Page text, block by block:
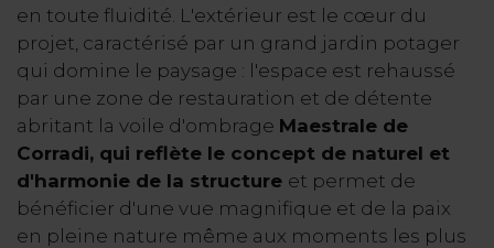
en toute fluidité. L'extérieur est le cœur du
projet, caractérisé par un grand jardin potager
qui domine le paysage : l'espace est rehaussé
par une zone de restauration et de détente
abritant la voile d'ombrage Maestrale de
Corradi, qui reflète le concept de naturel et
d'harmonie de la structure et permet de
bénéficier d'une vue magnifique et de la paix
en pleine nature même aux moments les plus